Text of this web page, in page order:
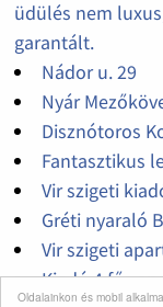
Oldalainkon és mobil
üdülés nem
garantált.
Nádor u. 29
Nyár
Disznótoros
Fantasztikus
Vir szigeti
Gréti nyaraló
Vir szigeti
Kiadó 4 fős